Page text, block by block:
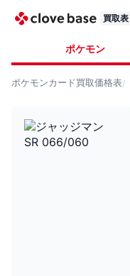
買取表
ポケモン
ポケモンカード買取価格表